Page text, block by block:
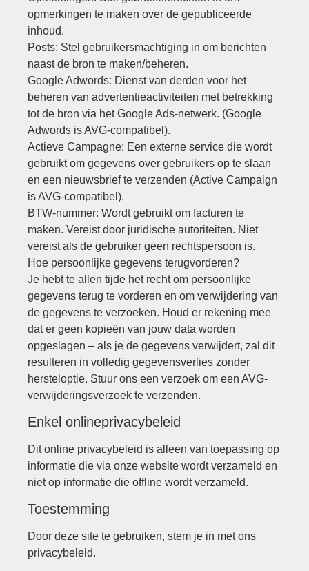
opmerkingen te maken over de gepubliceerde
inhoud.
Posts: Stel gebruikersmachtiging in om berichten
naast de bron te maken/beheren.
Google Adwords: Dienst van derden voor het
beheren van advertentieactiviteiten met betrekking
tot de bron via het Google Ads-netwerk. (Google
Adwords is AVG-compatibel).
Actieve Campagne: Een externe service die wordt
gebruikt om gegevens over gebruikers op te slaan
en een nieuwsbrief te verzenden (Active Campaign
is AVG-compatibel).
BTW-nummer: Wordt gebruikt om facturen te
maken. Vereist door juridische autoriteiten. Niet
vereist als de gebruiker geen rechtspersoon is.
Hoe persoonlijke gegevens terugvorderen?
Je hebt te allen tijde het recht om persoonlijke
gegevens terug te vorderen en om verwijdering van
de gegevens te verzoeken. Houd er rekening mee
dat er geen kopieën van jouw data worden
opgeslagen – als je de gegevens verwijdert, zal dit
resulteren in volledig gegevensverlies zonder
hersteloptie. Stuur ons een verzoek om een AVG-
verwijderingsverzoek te verzenden.
Enkel onlineprivacybeleid
Dit online privacybeleid is alleen van toepassing op
informatie die via onze website wordt verzameld en
niet op informatie die offline wordt verzameld.
Toestemming
Door deze site te gebruiken, stem je in met ons
privacybeleid.